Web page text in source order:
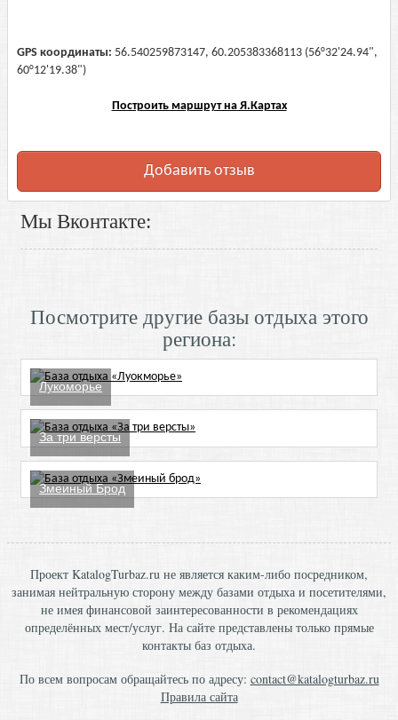
GPS координаты: 56.540259873147, 60.205383368113 (56°32'24.94",
60°12'19.38")
Построить маршрут на Я.Картах
Добавить отзыв
Мы Вконтакте:
Посмотрите другие базы отдыха этого
региона:
Лукоморье
За три версты
Змеиный Брод
Проект KatalogTurbaz.ru не является каким-либо посредником,
занимая нейтральную сторону между базами отдыха и посетителями,
не имея финансовой заинтересованности в рекомендациях
определённых мест/услуг. На сайте представлены только прямые
контакты баз отдыха.
По всем вопросам обращайтесь по адресу: contact@katalogturbaz.ru
Правила сайта